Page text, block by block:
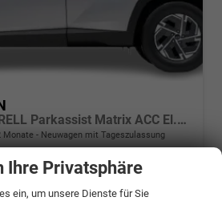
N Line Premium KRELL Parkassist Matrix ACC El.Heck
Monate Neuwagen mit Tageszulassung
Getriebe Autom. 6-Gang
Ihre Privatsphäre
ein, um unsere Dienste für Sie